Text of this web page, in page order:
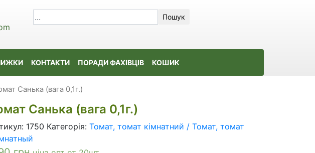
Пошук
КОНТАКТИ ПОРАДИ ФАХІВЦІВ КОШИК
Санька (вага 0,1г.)
Санька (вага 0,1г.)
1750 Категорія:Томат, томат кімнатний / Томат, томат